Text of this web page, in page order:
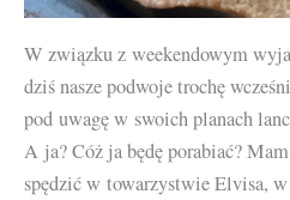
W związku z weekendowym
dziś nasze podwoje trochę
pod uwagę w swoich planach
A ja? Cóż ja będę porabiać?
spędzić w towarzystwie Elvisa,